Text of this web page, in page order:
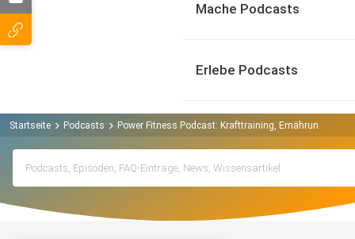
Mache Podcasts
Erlebe Podcasts
Startseite Podcasts Power Fitness Podcast: Krafttraining, Ernährung,